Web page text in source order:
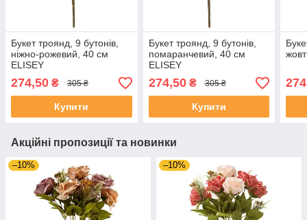
Букет троянд, 9 бутонів,
ніжно-рожевий, 40 см
ELISEY
274,50 ₴ 305 ₴
Купити
Букет троянд, 9 бутонів,
помаранчевий, 40 см
ELISEY
274,50₴ 305 ₴
Купити
Акційні пропозиції та новинки
–10% –10%